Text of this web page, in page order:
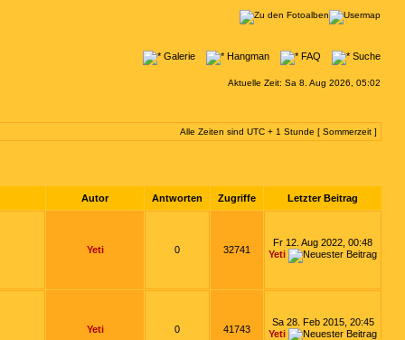
Galerie Hangman FAQ Suche
Aktuelle Zeit: Sa 8. Aug 2026, 05:02
Alle Zeiten sind UTC + 1 Stunde [ Sommerzeit ]
Autor Antworten Zugriffe Letzter Beitrag
Yeti 0 32741
Fr 12. Aug 2022, 00:48
Yeti
Yeti 0 41743
Sa 28. Feb 2015, 20:45
Yeti